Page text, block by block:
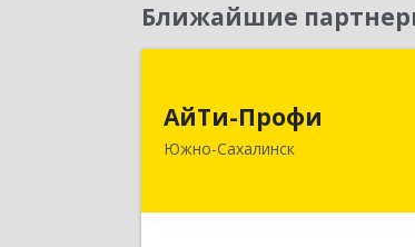
Ближайшие
АйТи-Профи
Южно-Сахалинск
693023, Сахалинская
Южно-Сахалинск